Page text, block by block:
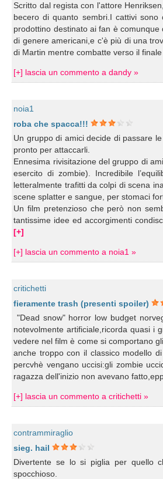
Scritto dal regista con l'attore
becero di quanto sembri.I cattivi
prodottino destinato ai fan è
di genere americani,e c'è più di una
di Martin mentre combatte verso il
[+] lascia un commento a dandy »
noia1
roba che spacca!!!
Un gruppo di amici decide di passare
pronto per attaccarli.
Ennesima rivisitazione del gruppo di
esercito di zombie). Incredibile
letteralmente trafitti da colpi di scena
scene splatter e sangue, per stomaci
Un film pretenzioso che però non
tantissime idee ed accorgimenti
[+]
[+] lascia un commento a noia1 »
critichetti
fieramente trash (presenti spoiler)
"Dead snow" horror low budget
notevolmente artificiale,ricorda quasi i
vedere nel film è come si comportano
anche troppo con il classico modello
percvhè vengano uccisi:gli zombie
ragazza dell'inizio non avevano
[+] lascia un commento a critichetti »
contrammiraglio
sieg. hail
Divertente se lo si piglia per quello
spocchioso.